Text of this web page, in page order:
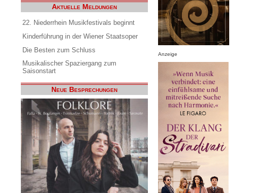
Aktuelle Meldungen
22. Niederrhein Musikfestivals beginnt
Kinderführung in der Wiener Staatsoper
Die Besten zum Schluss
Musikalischer Spaziergang zum
Saisonstart
Neue Besprechungen
Anzeige